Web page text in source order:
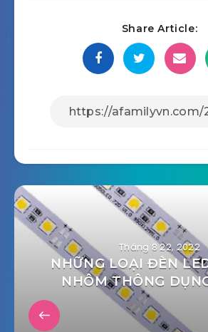
Share Article:
Tháng 8 22, 2022
NHỮNG LOẠI ĐÈN
NHÔM THÔNG